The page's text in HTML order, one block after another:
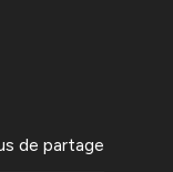
de partage